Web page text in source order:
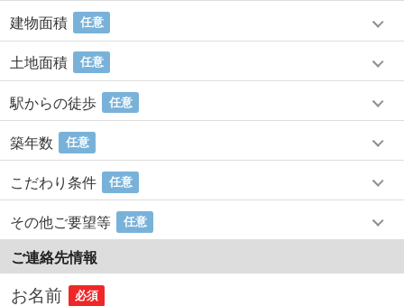
建物面積 任意
土地面積 任意
駅からの徒歩 任意
築年数 任意
こだわり条件 任意
その他ご要望等 任意
ご連絡先情報
お名前 必須